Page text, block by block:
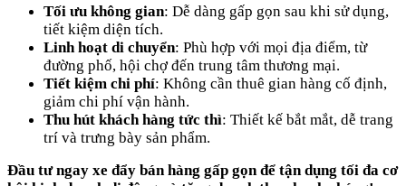
Tối ưu không gian: Dễ dàng gấp gọn sau khi sử dụng,
tiết kiệm diện tích.
Linh hoạt di chuyển: Phù hợp với mọi địa điểm, từ
đường phố, hội chợ đến trung tâm thương mại.
Tiết kiệm chi phí: Không cần thuê gian hàng cố định,
giảm chi phí vận hành.
Thu hút khách hàng tức thì: Thiết kế bắt mắt, dễ trang
trí và trưng bày sản phẩm.
Đầu tư ngay xe đẩy bán hàng gấp gọn để tận dụng tối đa cơ